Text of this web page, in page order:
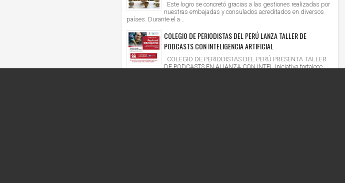
Este logro se concretó gracias a las gestiones realizadas por
nuestras embajadas y consulados acreditados en diversos
países. Durante el a...
COLEGIO DE PERIODISTAS DEL PERÚ LANZA TALLER DE
PODCASTS CON INTELIGENCIA ARTIFICIAL
COLEGIO DE PERIODISTAS DEL PERÚ PRESENTA TALLER
DE PODCASTS EN ALIANZA CON INTEL Iniciativa fortalece